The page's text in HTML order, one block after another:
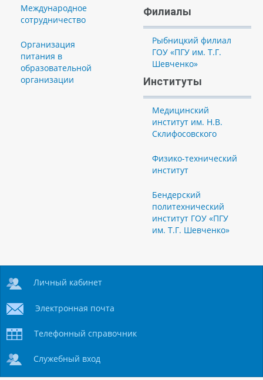
Международное
сотрудничество
Организация
питания в
образовательной
организации
Филиалы
Рыбницкий филиал
ГОУ «ПГУ им. Т.Г.
Шевченко»
Институты
Медицинский
институт им. Н.В.
Склифосовского
Физико-технический
институт
Бендерский
политехнический
институт ГОУ «ПГУ
им. Т.Г. Шевченко»
Личный кабинет
Электронная почта
Телефонный справочник
Служебный вход